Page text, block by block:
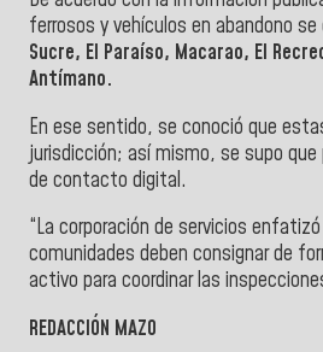
ferrosos y vehículos en abandono
Sucre, El Paraíso, Macarao, El
Antímano.
En ese sentido, se conoció que
jurisdicción; así mismo, se supo
de contacto digital.
“La corporación de servicios
comunidades deben consignar de
activo para coordinar las
REDACCIÓN MAZO